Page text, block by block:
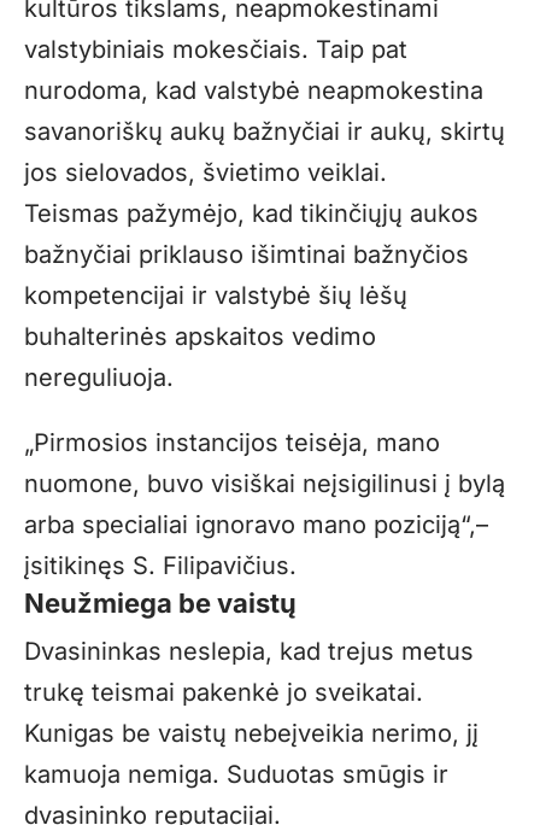
kultūros tikslams, neapmokestinami
valstybiniais mokesčiais. Taip pat
nurodoma, kad valstybė neapmokestina
savanoriškų aukų bažnyčiai ir aukų, skirtų
jos sielovados, švietimo veiklai.
Teismas pažymėjo, kad tikinčiųjų aukos
bažnyčiai priklauso išimtinai bažnyčios
kompetencijai ir valstybė šių lėšų
buhalterinės apskaitos vedimo
nereguliuoja.
„Pirmosios instancijos teisėja, mano
nuomone, buvo visiškai neįsigilinusi į bylą
arba specialiai ignoravo mano poziciją“,–
įsitikinęs S. Filipavičius.
Neužmiega be vaistų
Dvasininkas neslepia, kad trejus metus
trukę teismai pakenkė jo sveikatai.
Kunigas be vaistų nebeįveikia nerimo, jį
kamuoja nemiga. Suduotas smūgis ir
dvasininko reputacijai.